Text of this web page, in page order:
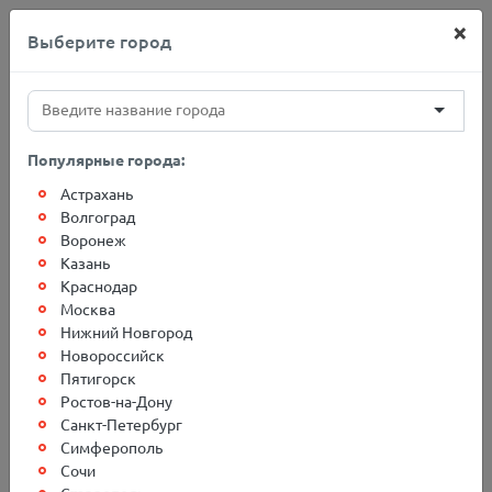
+7(812)767-20-27
Главная Адреса терминалов
Грузоперевозки в г.
Владивосток
Выберите город ×
Популярные города:
Астрахань
Волгоград
Воронеж
Казань
Краснодар
Москва
Нижний Новгород
Новороссийск
Пятигорск
Ростов-на-Дону
Санкт-Петербург
Симферополь
Сочи